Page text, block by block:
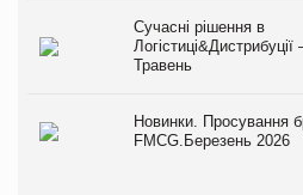
Сучасні рішення в
Логістиці&Дистрибуції
Травень
Новинки. Просування
FMCG.Березень 2026